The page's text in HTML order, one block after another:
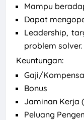
Mampu
Dapat
Leadership,
problem solver.
Keuntungan:
Gaji/
Bonus
Jaminan Kerja
Peluang